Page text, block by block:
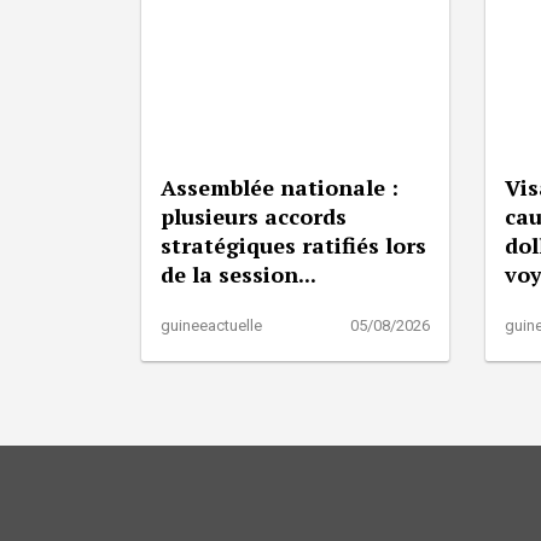
Assemblée nationale :
plusieurs accords
stratégiques ratifiés lors
de la session...
guineeactuelle 05/08/2026